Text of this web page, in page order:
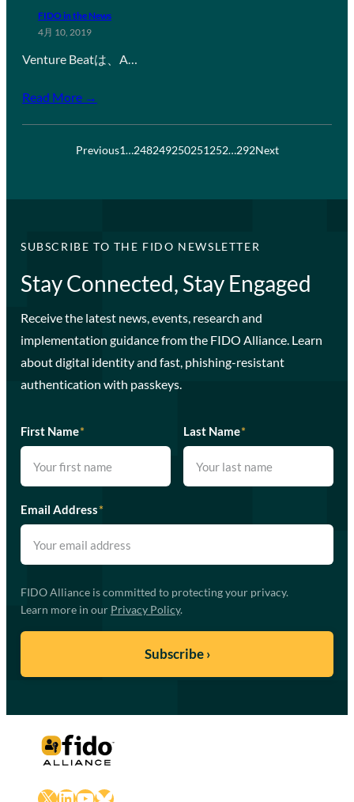
FIDO in the News
4月 10, 2019
Venture Beatは、A…
Read More →
Previous1…248249250251252…292Next
SUBSCRIBE TO THE FIDO NEWSLETTER
Stay Connected, Stay Engaged
Receive the latest news, events, research and
implementation guidance from the FIDO Alliance. Learn
about digital identity and fast, phishing-resistant
authentication with passkeys.
First Name* Last Name*
Email Address*
FIDO Alliance is committed to protecting your privacy.
Learn more in our Privacy Policy.
X LinkedIn
YouTube
Bluesky